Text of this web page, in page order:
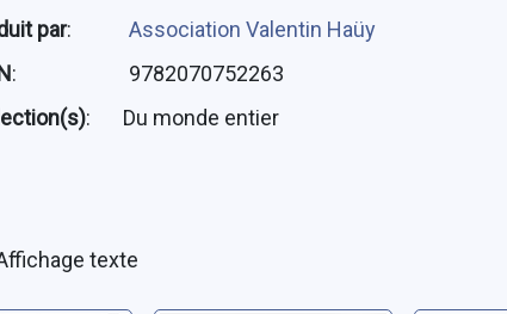
par:
Association Valentin Haüy
:
9782070752263
: Du monde entier
texte